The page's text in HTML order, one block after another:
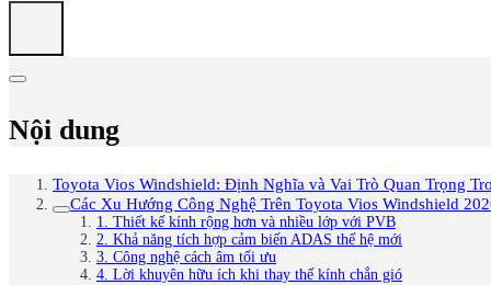
Nội dung
Toyota Vios Windshield: Định Nghĩa và Vai Trò Quan Trọng
Các Xu Hướng Công Nghệ Trên Toyota Vios Windshield
1. Thiết kế kính rộng hơn và nhiều lớp với PVB
2. Khả năng tích hợp cảm biến ADAS thế hệ mới
3. Công nghệ cách âm tối ưu
4. Lời khuyên hữu ích khi thay thế kính chắn gió